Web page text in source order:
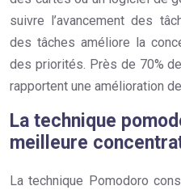
suivre l’avancement des
des tâches améliore la
des priorités. Près de 70%
rapportent une amélioration
La technique
meilleure
La technique Pomodoro